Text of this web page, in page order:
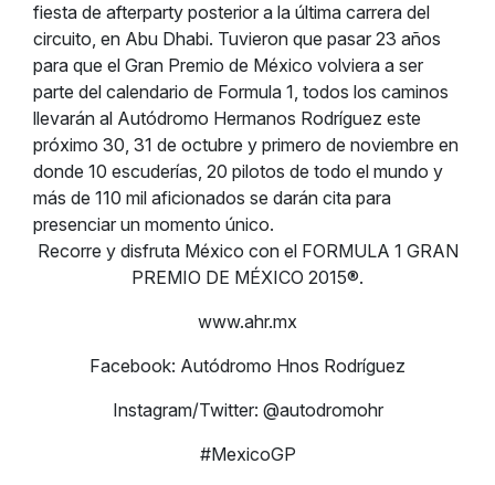
fiesta de afterparty posterior a la última carrera del
circuito, en Abu Dhabi. Tuvieron que pasar 23 años
para que el Gran Premio de México volviera a ser
parte del calendario de Formula 1, todos los caminos
llevarán al Autódromo Hermanos Rodríguez este
próximo 30, 31 de octubre y primero de noviembre en
donde 10 escuderías, 20 pilotos de todo el mundo y
más de 110 mil aficionados se darán cita para
presenciar un momento único.
Recorre y disfruta México con el FORMULA 1 GRAN
PREMIO DE MÉXICO 2015®.
www.ahr.mx
Facebook: Autódromo Hnos Rodríguez
Instagram/Twitter: @autodromohr
#MexicoGP